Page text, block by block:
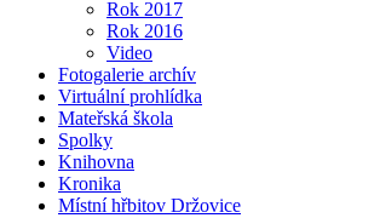
Rok 2017
Rok 2016
Video
Fotogalerie archív
Virtuální prohlídka
Mateřská škola
Spolky
Knihovna
Kronika
Místní hřbitov Držovice